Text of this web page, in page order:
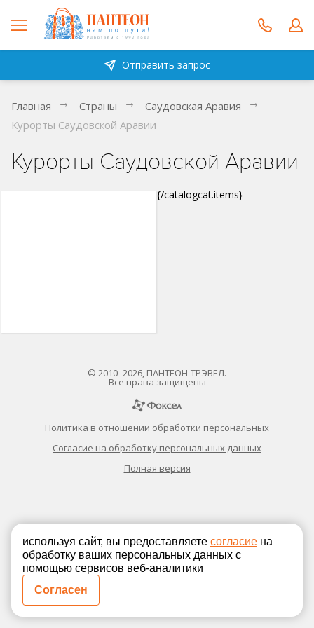
Отправить запрос
Главная Страны
Саудовская Аравия
Курорты Саудовской Аравии
Курорты Саудовской Аравии
{/catalogcat.items}
© 2010–2026, ПАНТЕОН-ТРЭВЕЛ.
Все права защищены
Политика в отношении обработки персональных
Согласие на обработку персональных данных
Полная версия
используя сайт, вы предоставляете согласие на
обработку ваших персональных данных с
помощью сервисов веб-аналитики
Согласен